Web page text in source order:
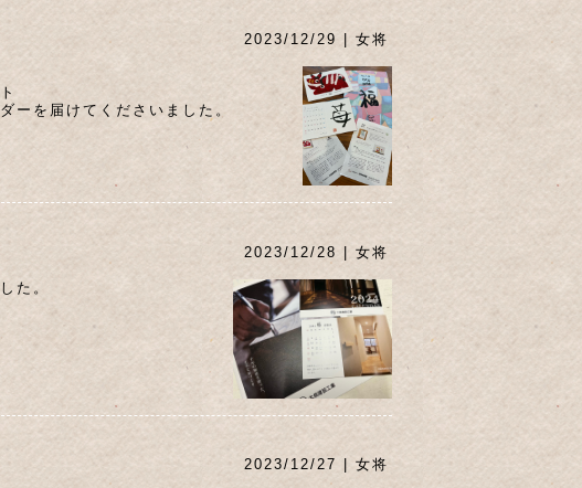
2023/12/29 | 女将
ーを届けてくださいました。
2023/12/28 | 女将
た。
2023/12/27 | 女将